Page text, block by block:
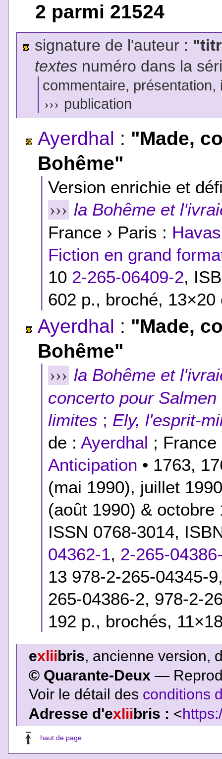
2 parmi 21524
signature de l'auteur :
textesnuméro dans la
commentaire,
››› publication
Ayerdhal : "Made,
Bohême"
Version enrichie et
››› la Bohême et
France › Paris :
Fiction en grand
10 2-265-06409-2,
602 p., broché,
Ayerdhal : "Made,
Bohême"
››› la Bohême et
concerto pour
limites ; Ely, l'esprit-
de :Ayerdhal ;
Anticipation • 1763,
(mai 1990), juillet
(août 1990) &
ISSN 0768-3014,
04362-1, 2-265-
13 978-2-265-04345-
265-04386-2, 978-2-
192 p., brochés,
exliibris, ancienne version,
© Quarante-Deux —
Voir le détail des conditions
Adresse d'exlii bris : <
haut de page